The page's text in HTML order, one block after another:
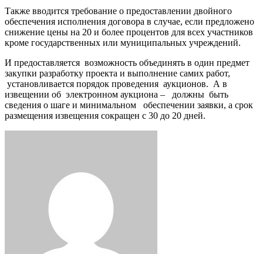
Также вводится требование о предоставлении двойного
обеспечения исполнения договора в случае, если предложено
снижение цены на 20 и более процентов для всех участников
кроме государственных или муниципальных учреждений.
И предоставляется возможность объединять в один предмет
закупки разработку проекта и выполнение самих работ,
установливается порядок проведения аукционов. А в
извещении об электронном аукциона – должны быть
сведения о шаге и минимальном обеспечении заявки, а срок
размещения извещения сокращен с 30 до 20 дней.